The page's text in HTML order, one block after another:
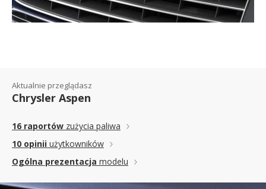
Aktualnie przeglądasz
Chrysler Aspen
16 raportów zużycia paliwa
10 opinii użytkowników
Ogólna prezentacja modelu